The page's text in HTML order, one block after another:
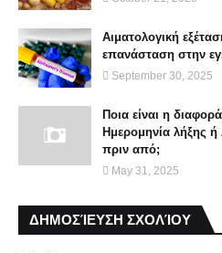
Αιματολογική
επανάσταση στην
September 30, 2025
Ποια είναι η
Ημερομηνία λήξης
πριν από;
May 31, 2025
ΔΗΜΟΣΊΕΥΣΗ ΣΧΟΛΊΟΥ